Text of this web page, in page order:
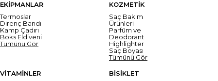
EKİPMANLAR
Termoslar
Direnç Bandı
Kamp Çadırı
Boks Eldiveni
Tümünü Gör
KOZMETİK
Saç Bakım
Ürünleri
Parfüm ve
Deodorant
Highlighter
Saç Boyası
Tümünü Gör
VİTAMİNLER
BİSİKLET